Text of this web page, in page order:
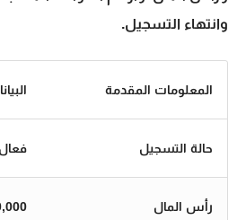
وانتهاء التسجيل.
المعلومات المقدمة
حالة التسجيل فعال
رأس المال 500,000